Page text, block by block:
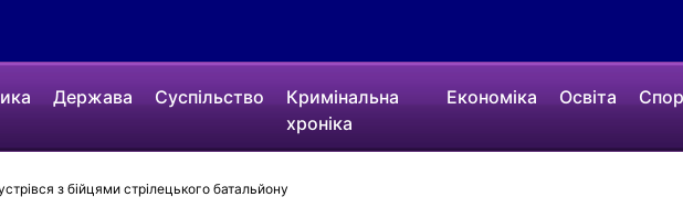
Держава Суспільство
Кримінальна
хроніка
Економіка Освіта
з бійцями стрілецького батальйону